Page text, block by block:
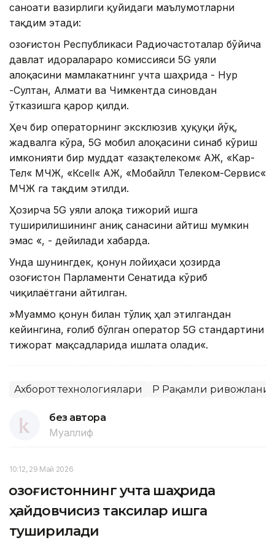
саноати вазирлиги қуйидаги маълумотларни
тақдим этади:
Қозоғистон Республикаси Радиочастоталар бўйича
давлат идоралараро комиссияси 5G уяли
алоқасини мамлакатнинг учта шаҳрида - Нур
-Султан, Алмати ва Чимкентда синовдан
ўтказишга қарор қилди.
Ҳеч бир операторнинг эксклюзив ҳуқуқи йўқ,
жадвалга кўра, 5G мобил алоқасини синаб кўриш
имконияти бир муддат «Қазақтелеком« AЖ, «Кар-
Тел« МЧЖ, «Ксell« AЖ, «Мобайлл Телеком-Сервис«
МЧЖ га тақдим этилди.
Ҳозирча 5G уяли алоқа тижорий ишга
туширилишининг аниқ санасини айтиш мумкин
эмас «, - дейилади хабарда.
Унда шунингдек, қонун лойиҳаси ҳозирда
Қозоғистон Парламенти Сенатида кўриб
чиқилаётгани айтилган.
»Муаммо қонун билан тўлиқ ҳал этилгандан
кейингина, ғолиб бўлган оператор 5G стандартини
тижорат мақсадларида ишлата олади«.
Ахборот технологиялари ҚР Рақамли
без автора
Муаллиф
10:12, 29 Май 2026
Қозоғистоннинг учта шаҳрида
ҳайдовчисиз таксилар ишга
туширилади